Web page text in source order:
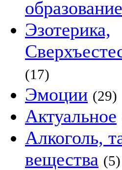
образование
Эзотерика,
(17)
Эмоции (29)
Актуальное
Алкоголь,
вещества (5)